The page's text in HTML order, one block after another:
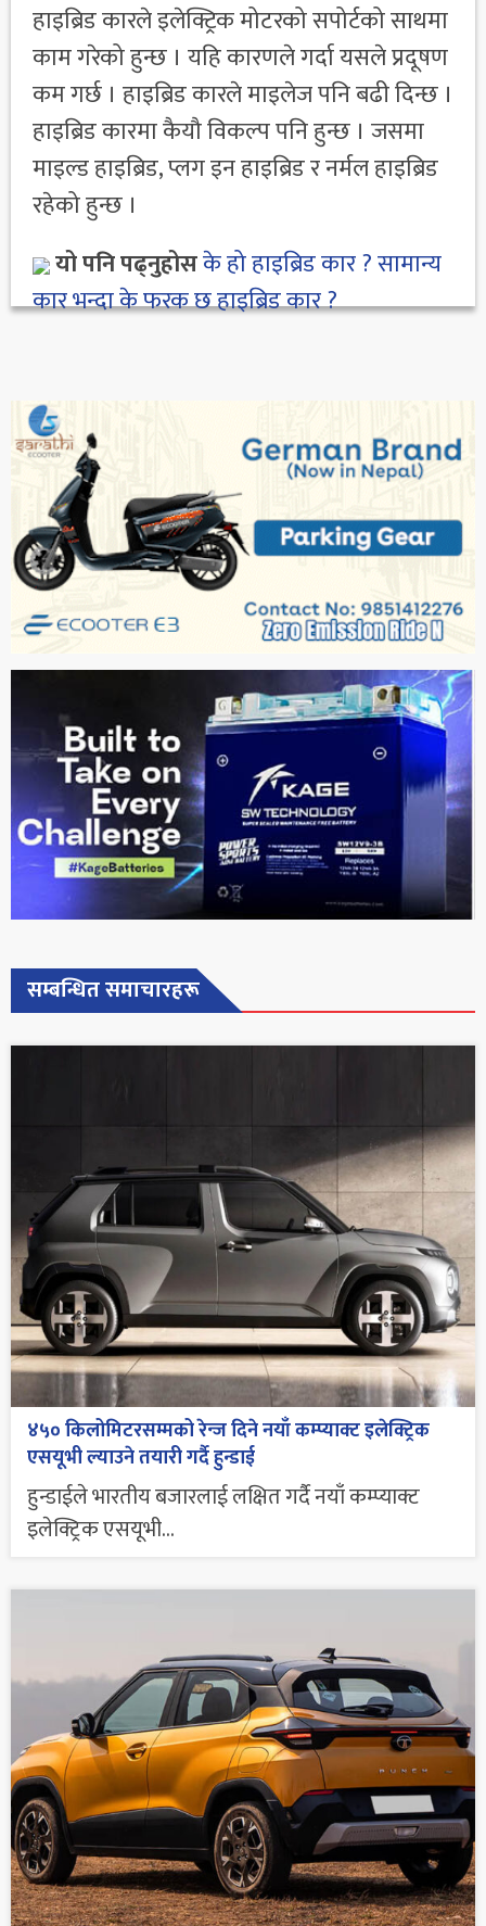
हाइब्रिड कारले इलेक्ट्रिक मोटरको सपोर्टको साथमा
काम गरेको हुन्छ । यहि कारणले गर्दा यसले प्रदूषण
कम गर्छ । हाइब्रिड कारले माइलेज पनि बढी दिन्छ ।
हाइब्रिड कारमा कैयौ विकल्प पनि हुन्छ । जसमा
माइल्ड हाइब्रिड, प्लग इन हाइब्रिड र नर्मल हाइब्रिड
रहेको हुन्छ ।
यो पनि पढ्नुहोसके हो हाइब्रिड कार ? सामान्य
कार भन्दा के फरक छ हाइब्रिड कार ?
सम्बन्धित समाचारहरू
४५० किलोमिटरसम्मको रेन्ज दिने नयाँ कम्प्याक्ट इलेक्ट्रिक
एसयूभी ल्याउने तयारी गर्दै हुन्डाई
हुन्डाईले भारतीय बजारलाई लक्षित गर्दै नयाँ कम्प्याक्ट
इलेक्ट्रिक एसयूभी...